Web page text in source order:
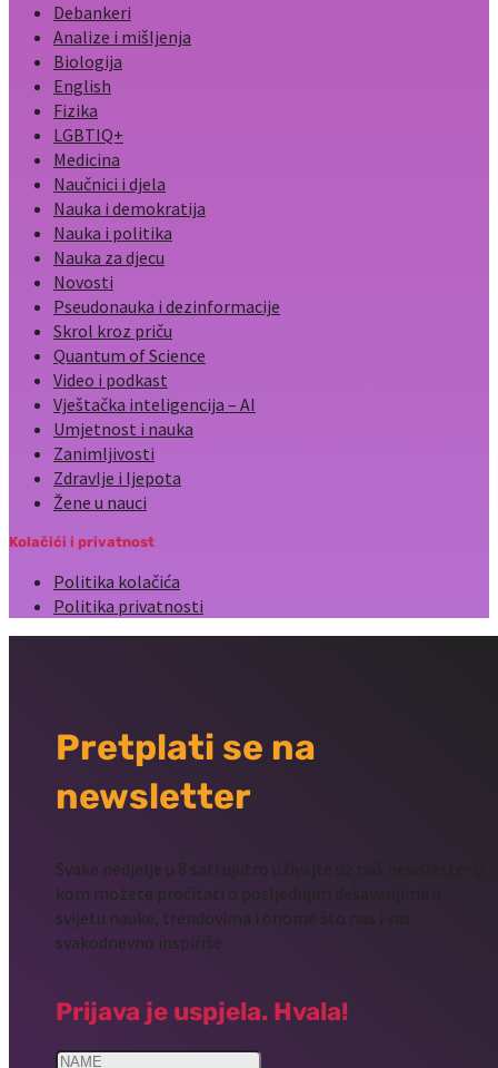
Debankeri
Analize i mišljenja
Biologija
English
Fizika
LGBTIQ+
Medicina
Naučnici i djela
Nauka i demokratija
Nauka i politika
Nauka za djecu
Novosti
Pseudonauka i dezinformacije
Skrol kroz priču
Quantum of Science
Video i podkast
Vještačka inteligencija – AI
Umjetnost i nauka
Zanimljivosti
Zdravlje i ljepota
Žene u nauci
Kolačići i privatnost
Politika kolačića
Politika privatnosti
Pretplati se na
newsletter
Svake nedjelje u 8 sati ujutro uživajte uz naš newsletter u
kom možete pročitati o posljednjim dešavanjima u
svijetu nauke, trendovima i onome što nas i vas
svakodnevno inspiriše.
Prijava je uspjela. Hvala!